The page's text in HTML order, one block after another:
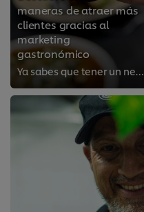
maneras de atraer más
clientes gracias al
marketing
gastronómico
Ya sabes que tener un negocio de comida no solo implica cocinar alimentos y atender a tus clientes; también necesitan dedicació...